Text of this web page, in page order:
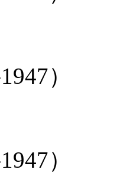
）
）